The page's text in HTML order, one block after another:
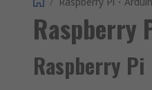
Raspberry
Raspberry